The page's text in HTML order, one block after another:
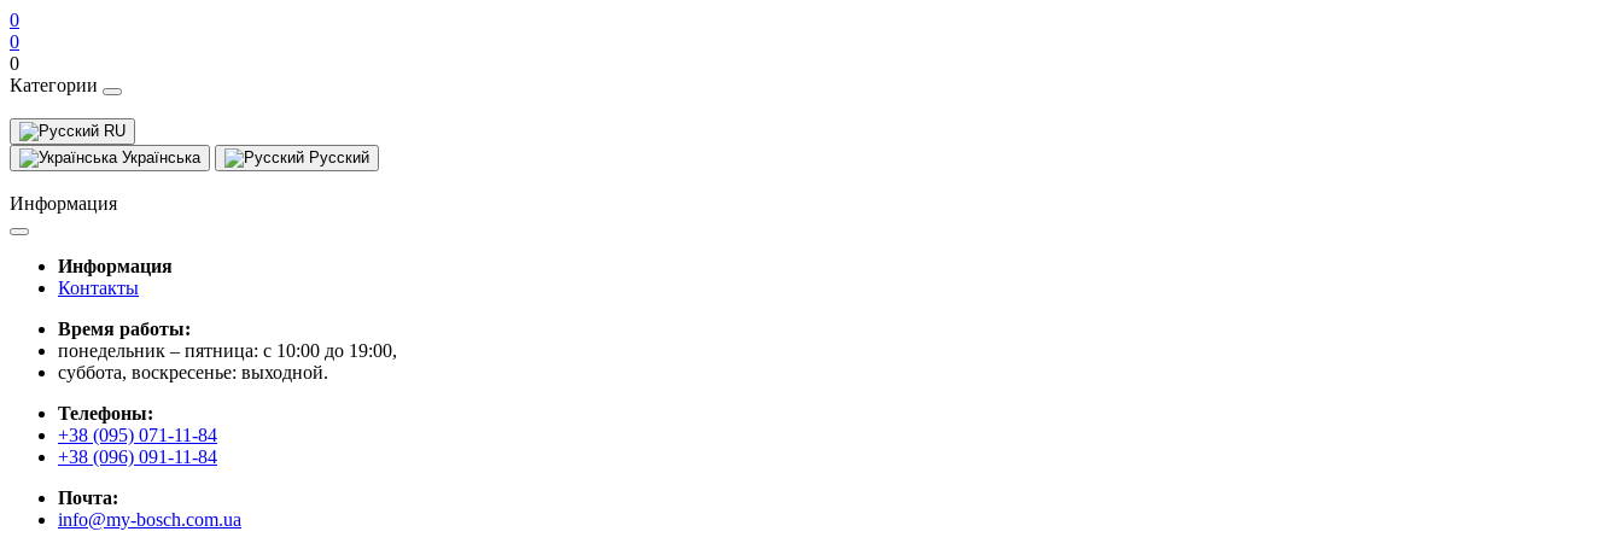
0
0
0
Категории
RU
Українська
Русский
Информация
Информация
Контакты
Время работы:
понедельник – пятница: с 10:00 до 19:00,
суббота, воскресенье: выходной.
Телефоны:
+38 (095) 071-11-84
+38 (096) 091-11-84
Почта:
info@my-bosch.com.ua